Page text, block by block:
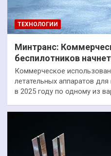
ТЕХНОЛОГИИ
Минтранс:
беспилотников
Коммерческое
летательных аппаратов для
в 2025 году по одному из